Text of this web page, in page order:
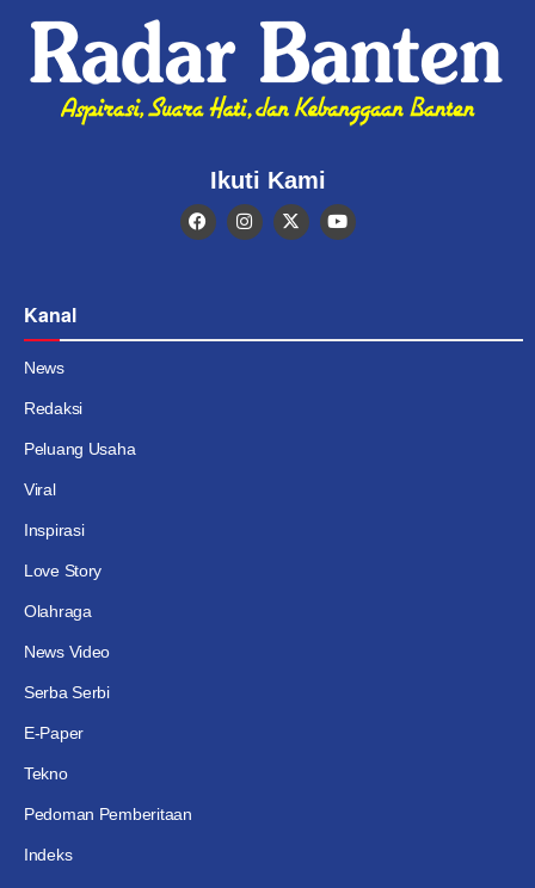
Ikuti Kami
Kanal
News
Redaksi
Peluang Usaha
Viral
Inspirasi
Love Story
Olahraga
News Video
Serba Serbi
E-Paper
Tekno
Pedoman Pemberitaan
Indeks